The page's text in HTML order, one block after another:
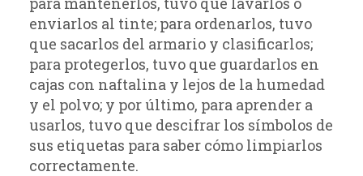
enviarlos al tinte; para ordenarlos, tuvo
que sacarlos del armario y clasificarlos;
para protegerlos, tuvo que guardarlos en
cajas con naftalina y lejos de la humedad
y el polvo; y por último, para aprender a
usarlos, tuvo que descifrar los símbolos de
sus etiquetas para saber cómo limpiarlos
correctamente.